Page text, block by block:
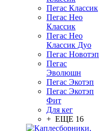
Пегас Классик
Пегас Нео
Классик
Пегас Нео
Классик Дуо
Пегас Новотэп
Пегас
Эволюшн
Пегас Экотэп
Пегас Экотэп
Фит
Для кег
+ ЕЩЕ 16